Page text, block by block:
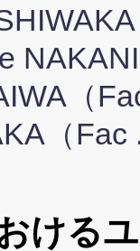
（
（
ける